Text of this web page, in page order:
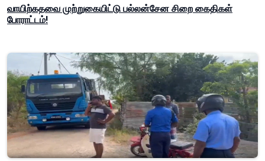
வாயிற்கதவை முற்றுகையிட்டு பல்லன்சேன சிறை கைதிகள்
போராட்டம்!